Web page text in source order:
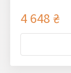
4 648 ₴